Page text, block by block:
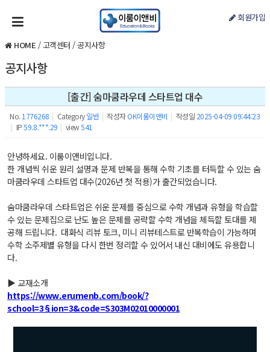
회원가입
HOME /고객센터 /공지사항
공지사항
[출간] 숨마쿰라우데 스타트업 대수
No. 1776268 | Category 일반 | 작성자OK이룸이앤비 | 작성일 2025-04-09 09:44:23
| IP59.8.***.29 | view541
안녕하세요. 이룸이앤비입니다.
한 개념씩 쉬운 원리 설명과 문제 반복을 통해 수학 기초를 터득할 수 있는 숨
마쿰라우데 스타트업 대수(2026년 첫 적용)가 출간되었습니다.
숨마쿰라우데 스타트업은 쉬운 문제를 중심으로 수학 개념과 유형을 학습할
수 있는 문제집으로 난도 높은 문제를 공략할 수학 개념을 체득할 토대를 제
공해 드립니다. 대화식 리뷰 토크, 미니 리뷰테스트로 반복학습이 가능하며
수학 소주제별 유형을 다시 한번 정리할 수 있어서 내신 대비에도 유용합니
다.
▶ 교재소개
https://www.erumenb.com/book/?
school=3§ion=3&code=S303M02010000001